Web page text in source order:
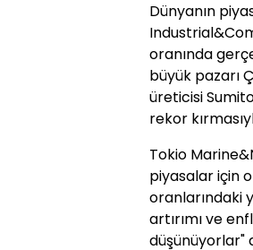
Dünyanın
oranında
büyük pazarı
üreticisi
rekor
Tokio
piyasalar için
oranlarındaki
artırımı ve
düşünüyorlar"